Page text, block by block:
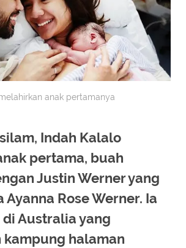
anak pertamanya
Indah Kalalo
pertama, buah
Justin Werner yang
Rose Werner. Ia
Australia yang
kampung halaman